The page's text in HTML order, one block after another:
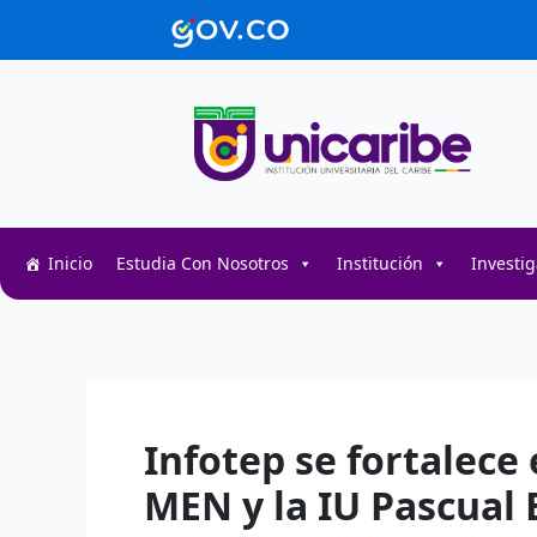
Inicio Estudia Con Nosotros Institución
Infotep se fortalece
MEN y la IU Pascual